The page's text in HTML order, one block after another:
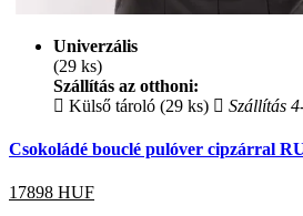
Univerzális
(29 ks)
Szállítás az otthoni:
Külső tároló (29 ks)
Szállítás
Csokoládé bouclé pulóver cipzárral
17898 HUF